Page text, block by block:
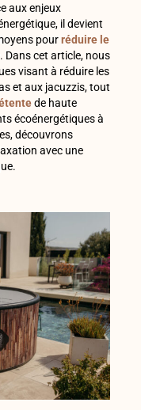
aux enjeux
il devient
pourréduire le
Dans cet article, nous
visant à réduire les
et aux jacuzzis, tout
de haute
écoénergétiques à
découvrons
avec une